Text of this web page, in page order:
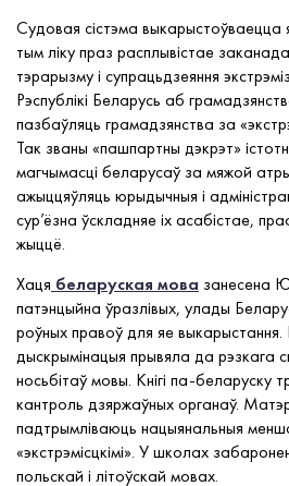
Судовая сістэма выкарыстоўваецца
тым ліку праз расплывістае
тэрарызму і супрацьдзеяння
Рэспублікі Беларусь аб
пазбаўляць грамадзянства за
Так званы «пашпартны дэкрэт»
магчымасці беларусаў за мяжой
ажыццяўляць юрыдычныя і
сур’ёзна ўскладняе іх асабістае,
жыццё.
Хаця беларуская мова занесена
патэнцыйна ўразлівых, улады
роўных правоў для яе
дыскрымінацыя прывяла да рэзкага
носьбітаў мовы. Кнігі па-беларуску
кантроль дзяржаўных органаў.
падтрымліваюць нацыянальныя
«экстрэмісцкімі». У школах
польскай і літоўскай мовах.